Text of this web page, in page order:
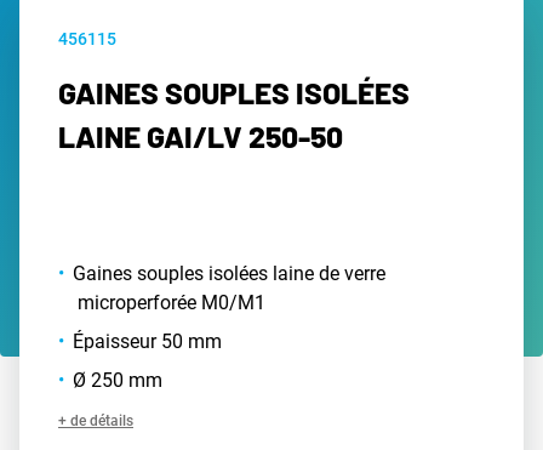
456115
GAINES SOUPLES ISOLÉES
LAINE GAI/LV 250-50
Gaines souples isolées laine de verre
microperforée M0/M1
Épaisseur 50 mm
Ø 250 mm
+ de détails